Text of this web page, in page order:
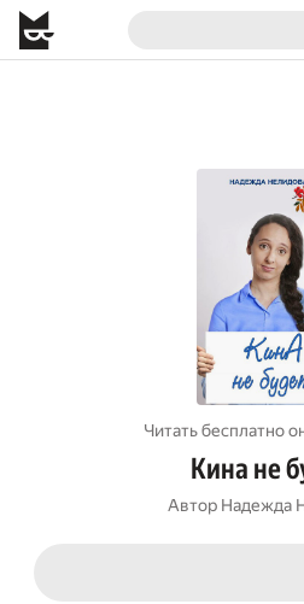
Читать бесплатно
Кина не
Автор Надежда